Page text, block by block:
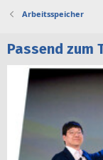
Arbeitsspeicher
Passend zum